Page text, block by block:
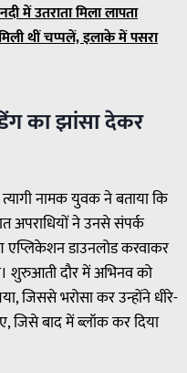
में उतराता मिला लापता
थीं चप्पलें, इलाके में पसरा
का झांसा देकर
नामक युवक ने बताया कि
अपराधियों ने उनसे संपर्क
एप्लिकेशन डाउनलोड करवाकर
शुरुआती दौर में अभिनव को
जिससे भरोसा कर उन्होंने धीरे-
जिसे बाद में ब्लॉक कर दिया